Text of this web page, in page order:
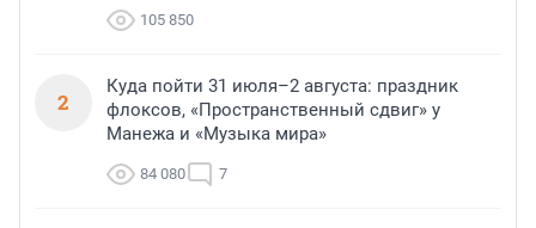
105 850
2
Куда пойти 31 июля–2 августа: праздник
флоксов, «Пространственный сдвиг» у
Манежа и «Музыка мира»
84 080 7